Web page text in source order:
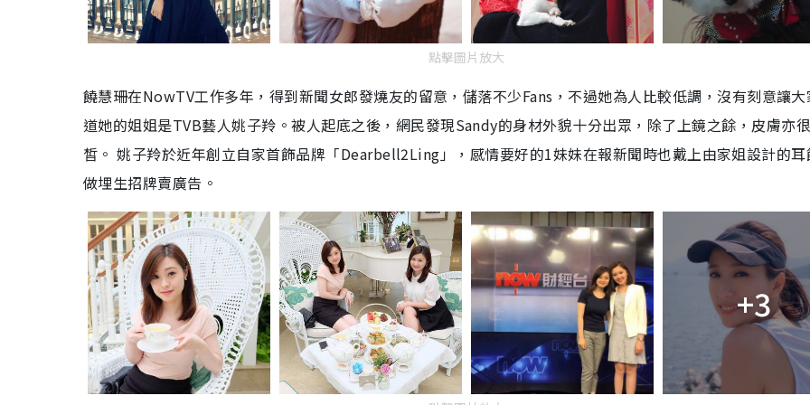
點擊圖片放大
饒慧珊在NowTV工作多年，得到新聞女郎發燒友的留意，儲落不少Fans ，不過她為人比較低調，沒有刻意讓
道她的姐姐是TVB藝人姚子羚。被人起底之後，網民發現Sandy的身材外貌十分出眾，除了上鏡之餘，皮膚亦
皙。 姚子羚於近年創立自家首飾品牌「Dearbell2Ling」，感情要好的1妹妹在報新聞時也戴上由家姐設計的
做埋生招牌賣廣告。
+3